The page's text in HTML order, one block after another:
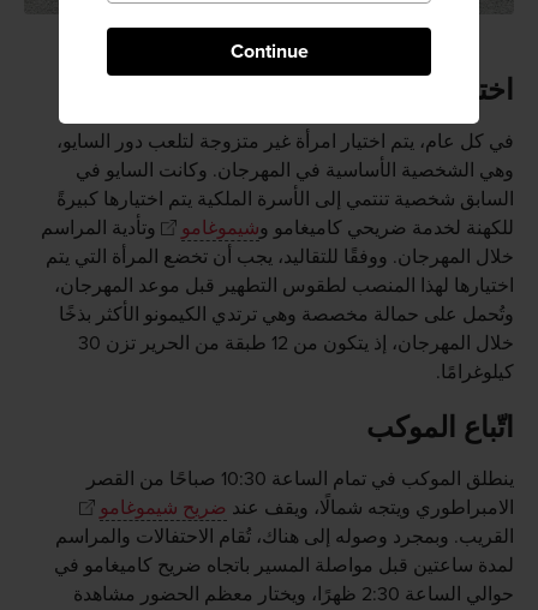
Continue
اختيار كبيرة الكهنة
في كل عام، يتم اختيار امرأة غير متزوجة لتلعب دور السايو،
وهي الشخصية الأساسية في المهرجان. وكانت السايو في
السابق شخصية تنتمي إلى الأسرة الملكية يتم اختيارها كبيرةً
للكهنة لخدمة ضريحي كاميغامو وشيموغامو
وتأدية المراسم
خلال المهرجان. ووفقًا للتقاليد، يجب أن تخضع المرأة التي يتم
اختيارها لهذا المنصب لطقوس التطهير قبل موعد المهرجان،
وتُحمل على حمالة مخصصة وهي ترتدي الكيمونو الأكثر بذخًا
خلال المهرجان، إذ يتكون من 12 طبقة من الحرير تزن 30
كيلوغرامًا.
اتّباع الموكب
ينطلق الموكب في تمام الساعة 10:30 صباحًا من القصر
الامبراطوري ويتجه شمالًا، ويقف عند ضريح شيموغامو
القريب. وبمجرد وصوله إلى هناك، تُقام الاحتفالات والمراسم
لمدة ساعتين قبل مواصلة المسير باتجاه ضريح كاميغامو في
حوالي الساعة 2:30 ظهرًا، ويختار معظم الحضور مشاهدة